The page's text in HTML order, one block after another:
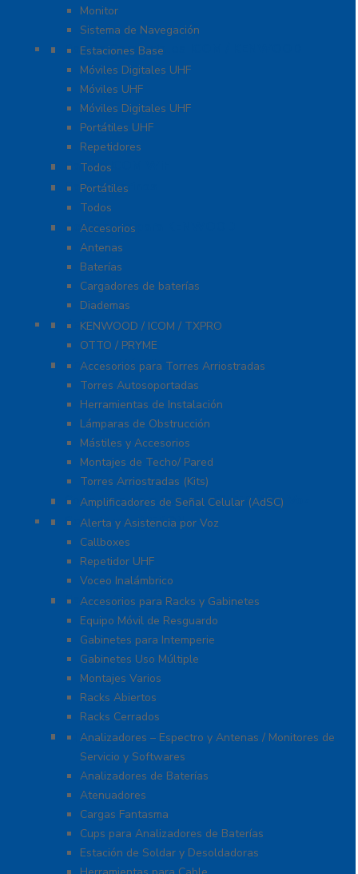
Monitor
Sistema de Navegación
Radios Comerciales ICOM / KENWOOD
Estaciones Base
Móviles Digitales UHF
Móviles UHF
Móviles Digitales UHF
Portátiles UHF
Repetidores
Radios ICOM WiFi
Todos
Radios Marinos
Portátiles
Todos
Accesorios para KENWOOD
Accesorios
Antenas
Baterías
Cargadores de baterías
Diademas
Refacciones
KENWOOD / ICOM / TXPRO
OTTO / PRYME
Torres y Mástiles
Accesorios para Torres Arriostradas
Torres Autosoportadas
Herramientas de Instalación
Lámparas de Obstrucción
Mástiles y Accesorios
Montajes de Techo/ Pared
Torres Arriostradas (Kits)
Cobertura para Celular 4G LTE, 3G y Voz
Amplificadores de Señal Celular (AdSC)
Soluciones RITRON
Alerta y Asistencia por Voz
Callboxes
Repetidor UHF
Voceo Inalámbrico
Racks y Gabinetes
Accesorios para Racks y Gabinetes
Equipo Móvil de Resguardo
Gabinetes para Intemperie
Gabinetes Uso Múltiple
Montajes Varios
Racks Abiertos
Racks Cerrados
Equipo de Laboratorio
Analizadores – Espectro y Antenas / Monitores de
Servicio y Softwares
Analizadores de Baterías
Atenuadores
Cargas Fantasma
Cups para Analizadores de Baterías
Estación de Soldar y Desoldadoras